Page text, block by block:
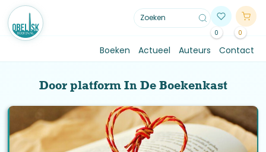
0 0
Boeken Actueel Auteurs Contact
Door platform In De Boekenkast